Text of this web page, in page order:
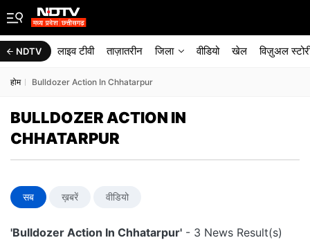
NDTV लाइव टीवी ताज़ातरीन जिला वीडियो खेल विज़ुअल
होम Bulldozer Action In Chhatarpur
BULLDOZER ACTION IN
CHHATARPUR
सब ख़बरें वीडियो
'Bulldozer Action In Chhatarpur' - 3 News Result(s)